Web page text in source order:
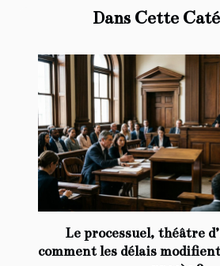
Dans Cette
Le processuel, théâtre
comment les délais